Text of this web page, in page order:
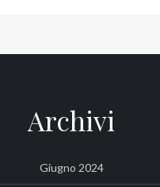
Archivi
Giugno 2024